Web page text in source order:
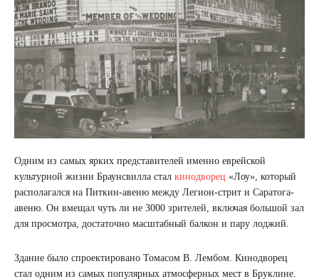
Одним из самых ярких представителей именно еврейской
культурной жизни Браунсвилла стал кинодворец «Лоу», который
располагался на Питкин-авеню между Легион-стрит и Саратога-
авеню. Он вмещал чуть ли не 3000 зрителей, включая большой зал
для просмотра, достаточно масштабный балкон и пару лоджий.
Здание было спроектировано Томасом В. Лембом. Кинодворец
стал одним из самых популярных атмосферных мест в Бруклине.